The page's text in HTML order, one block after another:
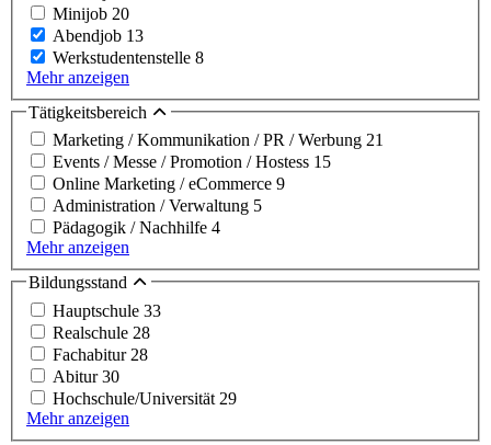
Minijob 20
Abendjob 13
Werkstudentenstelle 8
Mehr anzeigen
Tätigkeitsbereich
Marketing / Kommunikation / PR / Werbung 21
Events / Messe / Promotion / Hostess 15
Online Marketing / eCommerce 9
Administration / Verwaltung 5
Pädagogik / Nachhilfe 4
Mehr anzeigen
Bildungsstand
Hauptschule 33
Realschule 28
Fachabitur 28
Abitur30
Hochschule/Universität 29
Mehr anzeigen